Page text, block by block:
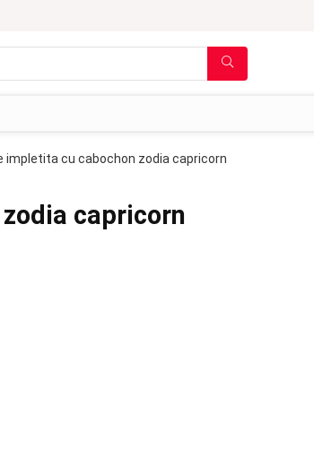
impletita cu cabochon zodia capricorn
capricorn